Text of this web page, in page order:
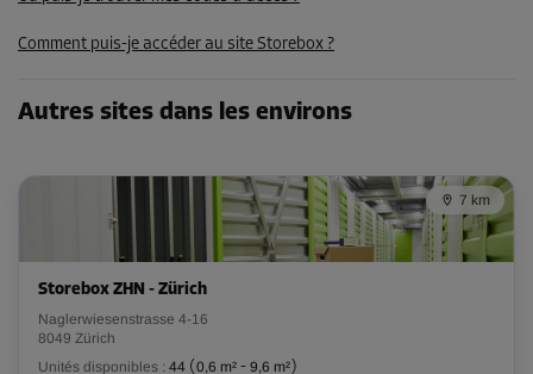
223.99 CHF/mois
Volume: 19,1 m³
m Haut:2,7m
-20%
Dès
Comment puis-je accéder au site Storebox ?
Autres sites dans les environs
7 km
Storebox ZHN - Zürich
Naglerwiesenstrasse 4-16
8049 Zürich
Unités disponibles : 44 (0,6 m² - 9,6 m²)